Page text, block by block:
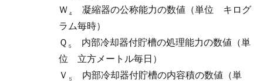
Ｗ ４
凝縮器の公称能力の数値（単位 キログ
ラム毎時）
Ｑ ５
内部冷却器付貯槽の処理能力の数値（単
位 立方メートル毎日）
Ｖ ５
内部冷却器付貯槽の内容積の数値（単